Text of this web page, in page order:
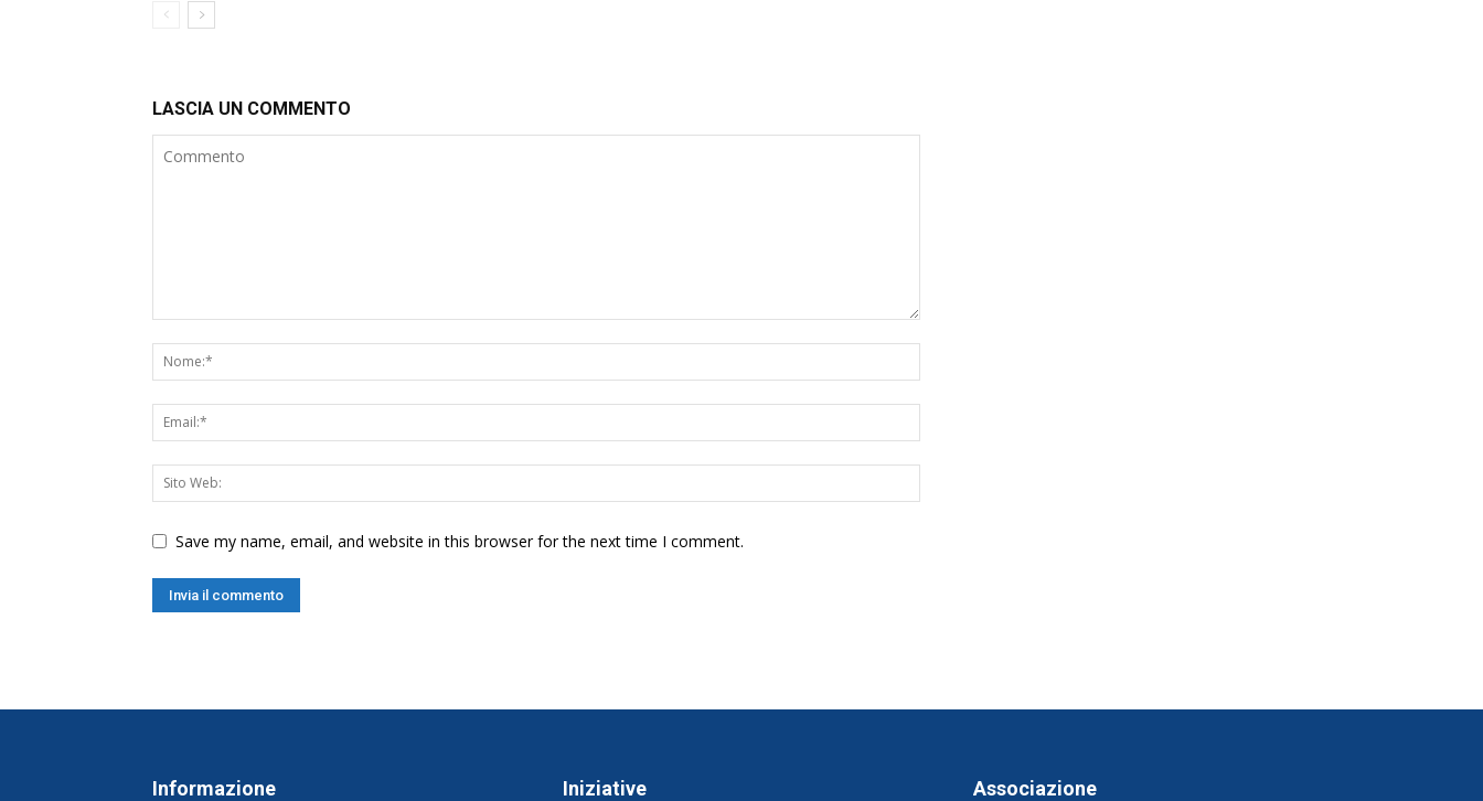
LASCIA UN COMMENTO
Save my name, email, and website in this browser for the next time I comment.
Informazione Iniziative Associazione